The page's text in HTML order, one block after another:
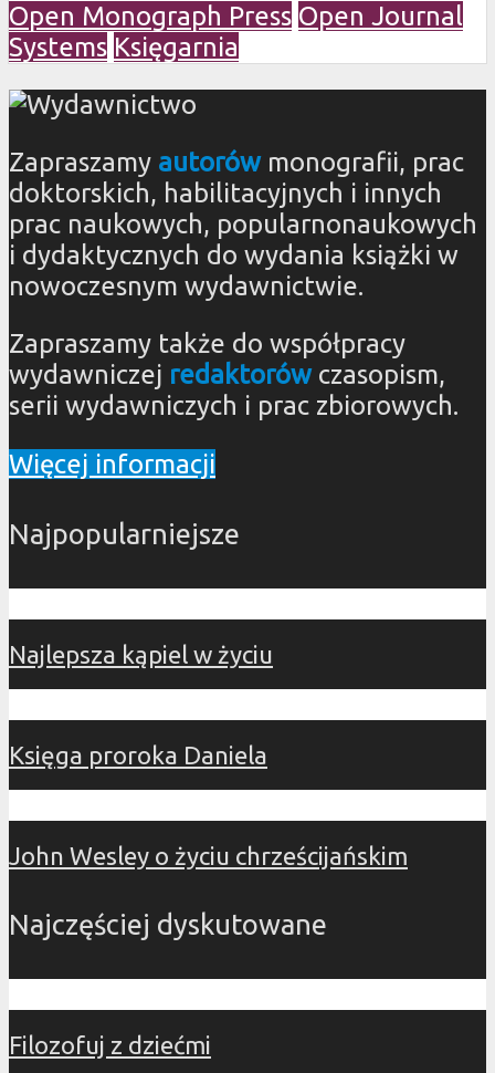
Open Monograph Press Open Journal
Systems Księgarnia
Zapraszamy autorówmonografii, prac
doktorskich, habilitacyjnych i innych
prac naukowych, popularnonaukowych
i dydaktycznych do wydania książki w
nowoczesnym wydawnictwie.
Zapraszamy także do współpracy
wydawniczej redaktorówczasopism,
serii wydawniczych i prac zbiorowych.
Więcej informacji
Najpopularniejsze
Najlepsza kąpiel w życiu
Księga proroka Daniela
John Wesley o życiu chrześcijańskim
Najczęściej dyskutowane
Filozofuj z dziećmi